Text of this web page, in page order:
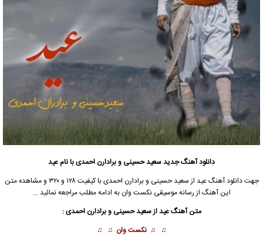
دانلود آهنگ جدیدسعید حسینی و برادارن احمدی با نام عید
جهتدانلود آهنگعید از سعید حسینی و برادارن احمدی
با کیفیت ۱۲۸ و ۳۲۰ و مشاهده متن
این آهنگ از رسانه موسیقی نکست وان به ادامه مطلب مراجعه نمائید …
متن آهنگ عید از سعید حسینی و برادارن احمدی :
♫ ♫ نکست وان ♫ ♫